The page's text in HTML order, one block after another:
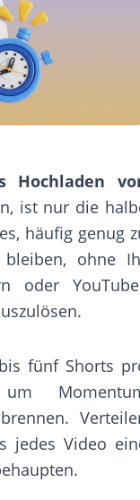
Hochladen
ist nur die
häufig genug
ohne
oder
fünf Shorts
jedes Video